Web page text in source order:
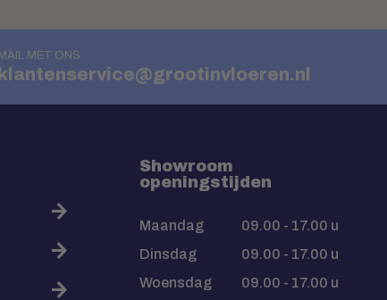
MAIL MET ONS
klantenservice@grootinvloeren.nl
Showroom
openingstijden
Maandag
09.00 - 17.00 u
Dinsdag
09.00 - 17.00 u
Woensdag
09.00 - 17.00 u